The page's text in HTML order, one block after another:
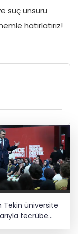
suç unsuru
hatırlatırız!
Tekin üniversite
tecrübe